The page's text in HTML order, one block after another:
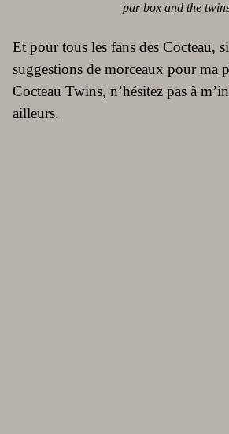
parbox and the
Et pour tous les fans des Cocteau,
suggestions de morceaux pour ma
Cocteau Twins, n’hésitez pas à
ailleurs.